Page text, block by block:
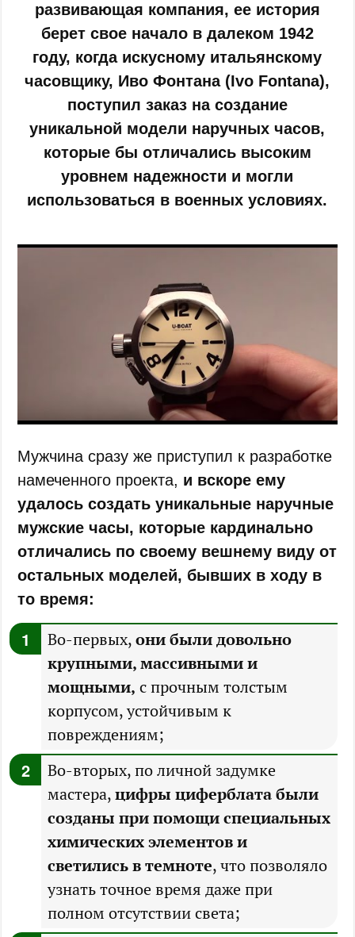
развивающая компания, ее история
берет свое начало в далеком 1942
году, когда искусному итальянскому
часовщику, Иво Фонтана (Ivo Fontana),
поступил заказ на создание
уникальной модели наручных часов,
которые бы отличались высоким
уровнем надежности и могли
использоваться в военных условиях.
Мужчина сразу же приступил к разработке
намеченного проекта, и вскоре ему
удалось создать уникальные наручные
мужские часы, которые кардинально
отличались по своему вешнему виду от
остальных моделей, бывших в ходу в
то время:
Во-первых,они были довольно
крупными, массивными и
мощными, с прочным толстым
корпусом, устойчивым к
повреждениям;
Во-вторых, по личной задумке
мастера,цифры циферблата были
созданы при помощи специальных
химических элементов и
светились в темноте, что позволяло
узнать точное время даже при
полном отсутствии света;